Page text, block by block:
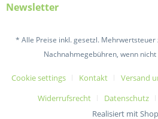
Newsletter
* Alle Preise inkl. gesetzl. Mehrwertsteuer
Nachnahmegebühren, wenn
Cookie settings Kontakt
Versand
Widerrufsrecht
Datenschutz
Realisiert mit